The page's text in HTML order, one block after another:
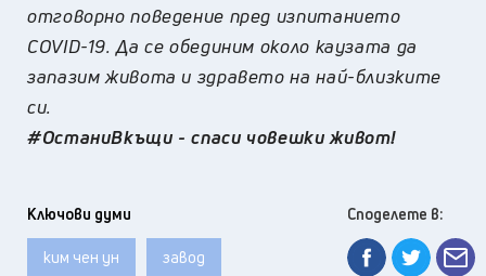
отговорно поведение пред изпитанието
COVID-19. Да се обединим около каузата да
запазим живота и здравето на най-близките
си.
#ОстаниВкъщи - спаси човешки живот!
Ключови думи
ким чен ун завод
Споделете в: